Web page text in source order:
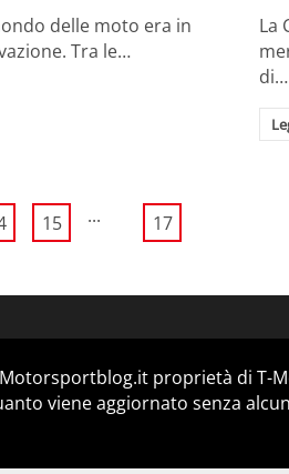
delle moto era in
Tra le…
La
di…
15 ... 17
proprietà di T-
viene aggiornato senza